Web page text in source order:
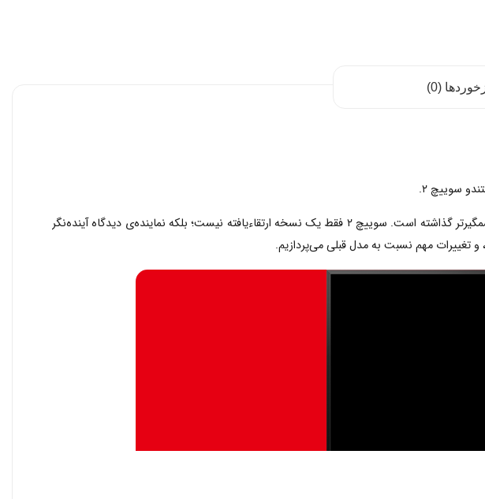
(0)
کنسولی که با حفظ هویت نسل پیشین، پا به دنیای سخت‌افزار قدرتمندتر، فناوری‌های مدرن‌تر و تجربه‌های بصری چشمگیرتر گذاشته است. سوییچ ۲ فقط یک نسخه ارتقاءیافته نیست؛ بلکه نماینده‌ی دیدگاه آینده‌نگر
تغییرات مهم نسبت به مدل قبلی می‌پردازیم.